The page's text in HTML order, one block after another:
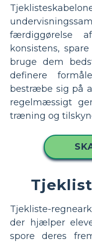
færdiggørelse
konsistens,
bruge dem
definere
bestræbe sig på
regelmæssigt
træning og
Tjekliste-
der hjælper
spore deres